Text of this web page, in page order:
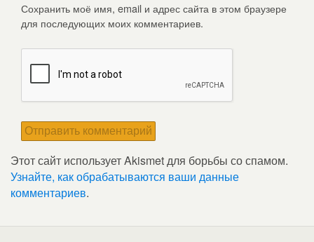
Сохранить моё имя, email и адрес сайта в этом браузере
для последующих моих комментариев.
Этот сайт использует Akismet для борьбы со спамом.
Узнайте, как обрабатываются ваши данные
комментариев.